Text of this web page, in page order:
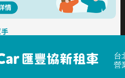
台
營